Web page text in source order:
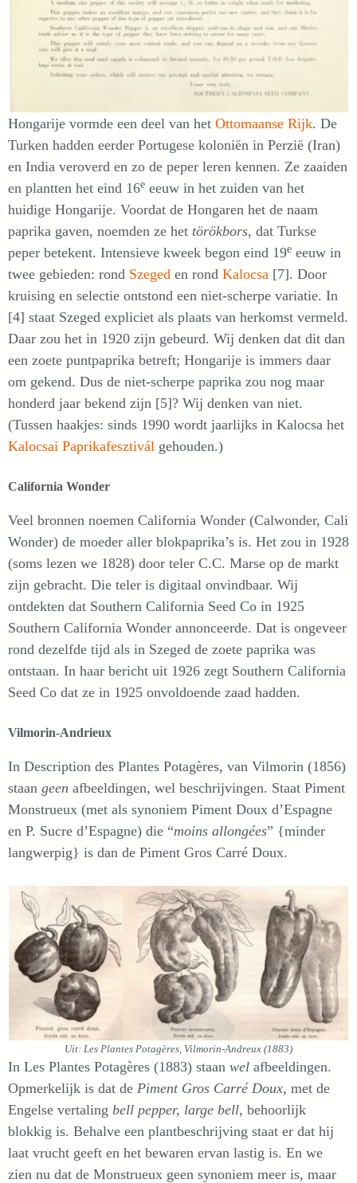
Hongarije vormde een deel van het Ottomaanse Rijk. De
Turken hadden eerder Portugese koloniën in Perzië (Iran)
en India veroverd en zo de peper leren kennen. Ze zaaiden
en plantten het eind 16e eeuw in het zuiden van het
huidige Hongarije. Voordat de Hongaren het de naam
paprika gaven, noemden ze het törökbors, dat Turkse
peper betekent. Intensieve kweek begon eind 19e eeuw in
twee gebieden: rond Szeged en rond Kalocsa [7]. Door
kruising en selectie ontstond een niet-scherpe variatie. In
[4] staat Szeged expliciet als plaats van herkomst vermeld.
Daar zou het in 1920 zijn gebeurd. Wij denken dat dit dan
een zoete puntpaprika betreft; Hongarije is immers daar
om gekend. Dus de niet-scherpe paprika zou nog maar
honderd jaar bekend zijn [5]? Wij denken van niet.
(Tussen haakjes: sinds 1990 wordt jaarlijks in Kalocsa het
Kalocsai Paprikafesztivál gehouden.)
California Wonder
Veel bronnen noemen California Wonder (Calwonder, Cali
Wonder) de moeder aller blokpaprika’s is. Het zou in 1928
(soms lezen we 1828) door teler C.C. Marse op de markt
zijn gebracht. Die teler is digitaal onvindbaar. Wij
ontdekten dat Southern California Seed Co in 1925
Southern California Wonder annonceerde. Dat is ongeveer
rond dezelfde tijd als in Szeged de zoete paprika was
ontstaan. In haar bericht uit 1926 zegt Southern California
Seed Co dat ze in 1925 onvoldoende zaad hadden.
Vilmorin-Andrieux
In Description des Plantes Potagères, van Vilmorin (1856)
staan geen afbeeldingen, wel beschrijvingen. Staat Piment
Monstrueux (met als synoniem Piment Doux d’Espagne
en P. Sucre d’Espagne) die “moins allongées” {minder
langwerpig} is dan de Piment Gros Carré Doux.
Uit: Les Plantes Potagères, Vilmorin-Andreux (1883)
In Les Plantes Potagères (1883) staan wel afbeeldingen.
Opmerkelijk is dat de Piment Gros Carré Doux, met de
Engelse vertaling bell pepper, large bell, behoorlijk
blokkig is. Behalve een plantbeschrijving staat er dat hij
laat vrucht geeft en het bewaren ervan lastig is. En we
zien nu dat de Monstrueux geen synoniem meer is, maar